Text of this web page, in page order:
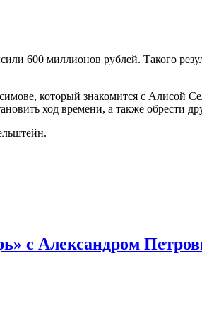
600 миллионов рублей. Такого
который знакомится с Алисой
ход времени, а также обрести
с Александром